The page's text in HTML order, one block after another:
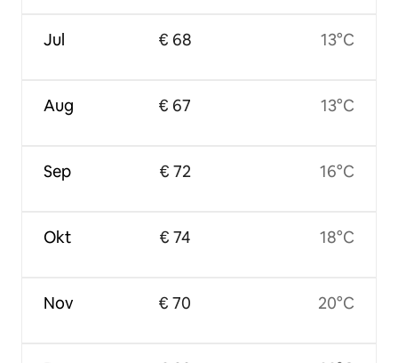
Jul
Aug
Sep
Okt
Nov
€ 68
€ 67
€ 72
€ 74
€ 70
13°C
13°C
16°C
18°C
20°C